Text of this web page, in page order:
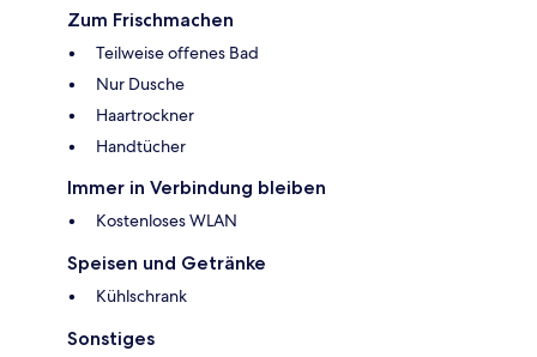
Zum Frischmachen
Teilweise offenes Bad
Nur Dusche
Haartrockner
Handtücher
Immer in Verbindung bleiben
Kostenloses WLAN
Speisen und Getränke
Kühlschrank
Sonstiges